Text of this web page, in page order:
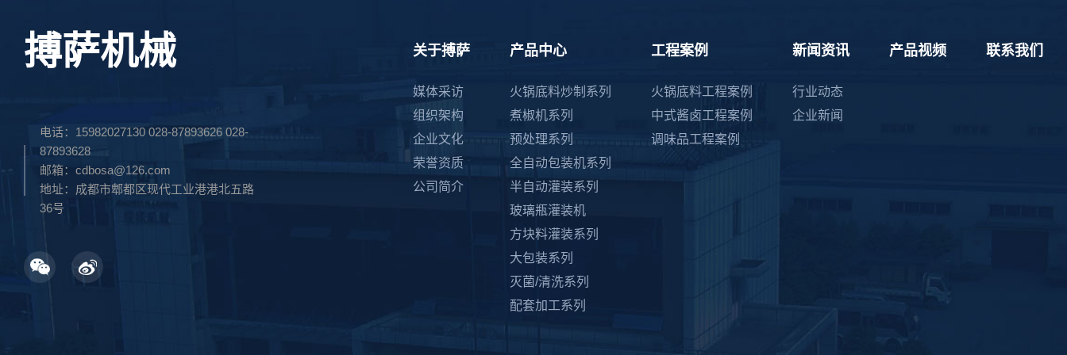
搏萨机械
电话：15982027130 028-87893626 028-
87893628
邮箱：cdbosa@126.com
地址：成都市郫都区现代工业港港北五路
36号
关于搏萨
媒体采访
组织架构
企业文化
荣誉资质
公司简介
产品中心
火锅底料炒制系列
煮椒机系列
预处理系列
全自动包装机系列
半自动灌装系列
玻璃瓶灌装机
方块料灌装系列
大包装系列
灭菌/清洗系列
配套加工系列
工程案例
火锅底料工程案例
中式酱卤工程案例
调味品工程案例
新闻资讯
行业动态
企业新闻
产品视频 联系我们